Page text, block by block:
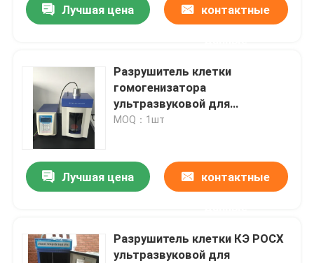
Лучшая цена контактные
Разрушитель клетки
гомогенизатора
ультразвуковой для
эмульгации, разъединения,
MOQ：1шт
Лучшая цена контактные
Разрушитель клетки КЭ РОСХ
ультразвуковой для